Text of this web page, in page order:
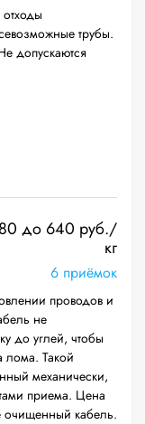
трубы.
допускаются
до 640 руб./
кг
6 приёмок
проводов и
не
до углей, чтобы
лома. Такой
механически,
приема. Цена
очищенный кабель.